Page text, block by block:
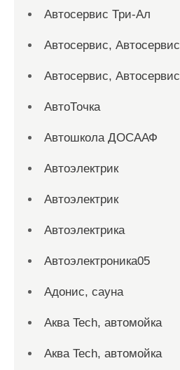
Автосервис Три-Ал
Автосервис, Автосервис
Автосервис, Автосервис
АвтоТочка
Автошкола ДОСААФ
Автоэлектрик
Автоэлектрик
Автоэлектрика
Автоэлектроника05
Адонис, сауна
Аква Tech, автомойка
Аква Tech, автомойка